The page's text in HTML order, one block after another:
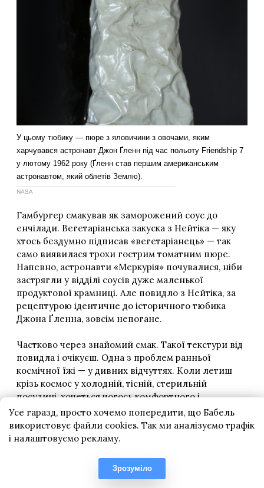
Усе гаразд, просто хочемо попередити, що Бабель
використовує файли cookies. Так ми аналізуємо трафік
і налаштовуємо рекламу.
Зрозуміло